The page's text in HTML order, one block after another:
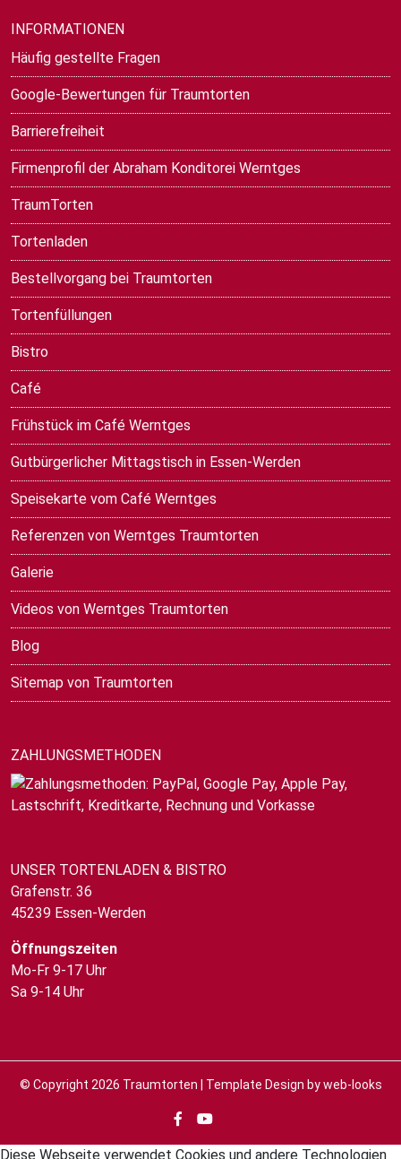
INFORMATIONEN
Häufig gestellte Fragen
Google-Bewertungen für Traumtorten
Barrierefreiheit
Firmenprofil der Abraham Konditorei Werntges
TraumTorten
Tortenladen
Bestellvorgang bei Traumtorten
Tortenfüllungen
Bistro
Café
Frühstück im Café Werntges
Gutbürgerlicher Mittagstisch in Essen-Werden
Speisekarte vom Café Werntges
Referenzen von Werntges Traumtorten
Galerie
Videos von Werntges Traumtorten
Blog
Sitemap von Traumtorten
ZAHLUNGSMETHODEN
UNSER TORTENLADEN & BISTRO
Grafenstr. 36
45239 Essen-Werden
Öffnungszeiten
Mo-Fr 9-17 Uhr
Sa 9-14 Uhr
© Copyright 2026 Traumtorten | Template Design byweb-looks
Diese Webseite verwendet Cookies und andere Technologien